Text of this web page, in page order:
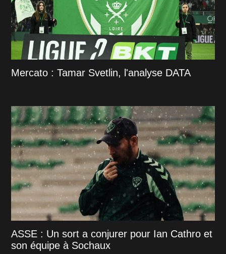
Mercato : Tamar Svetlin, l'analyse DATA
ASSE : Un sort a conjurer pour Ian Cathro et
son équipe à Sochaux